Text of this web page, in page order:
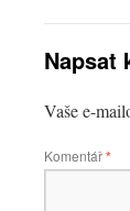
Napsat
Vaše e-
Komentář*